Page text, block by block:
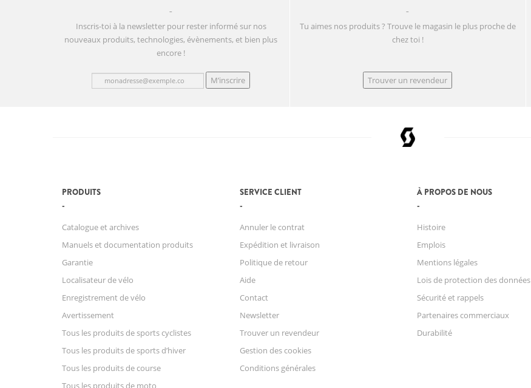
Inscris-toi à la newsletter pour rester informé sur nos
nouveaux produits, technologies, évènements, et bien plus
encore !
M’inscrire
Tu aimes nos produits ? Trouve le magasin le plus proche de
chez toi !
Trouver un revendeur
PRODUITS
Catalogue et archives
Manuels et documentation produits
Garantie
Localisateur de vélo
Enregistrement de vélo
Avertissement
Tous les produits de sports cyclistes
Tous les produits de sports d’hiver
Tous les produits de course
Tous les produits de moto
SERVICE CLIENT
Annuler le contrat
Expédition et livraison
Politique de retour
Aide
Contact
Newsletter
Trouver un revendeur
Gestion des cookies
Conditions générales
À PROPOS DE NOUS
Histoire
Emplois
Mentions légales
Lois de protection des données
Sécurité et rappels
Partenaires commerciaux
Durabilité